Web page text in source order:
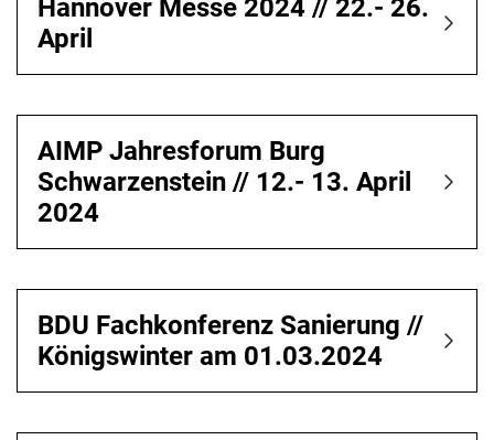
Hannover Messe 2024 // 22.- 26.
April
AIMP Jahresforum Burg
Schwarzenstein // 12.- 13. April
2024
BDU Fachkonferenz Sanierung //
Königswinter am 01.03.2024